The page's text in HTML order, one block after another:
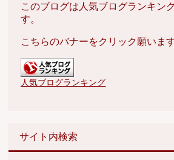
このブログは人気ブログランキン
す。
こちらのバナーをクリック願いま
人気ブログランキング
サイト内検索